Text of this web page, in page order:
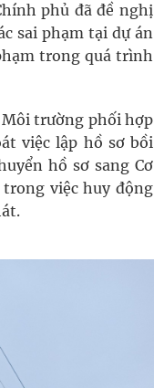
phủ đã đề nghị
sai phạm tại dự án
trong quá trình
Môi trường phối hợp
việc lập hồ sơ bồi
hồ sơ sang Cơ
việc huy động